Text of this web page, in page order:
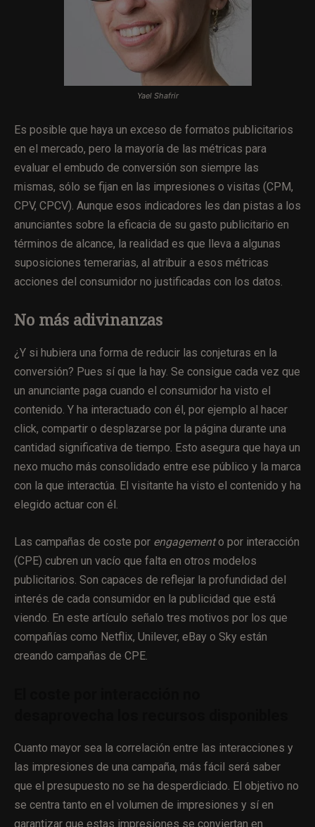
Yael Shafrir
Es posible que haya un exceso de formatos publicitarios
en el mercado, pero la mayoría de las métricas para
evaluar el embudo de conversión son siempre las
mismas, sólo se fijan en las impresiones o visitas (CPM,
CPV, CPCV). Aunque esos indicadores les dan pistas a los
anunciantes sobre la eficacia de su gasto publicitario en
términos de alcance, la realidad es que lleva a algunas
suposiciones temerarias, al atribuir a esos métricas
acciones del consumidor no justificadas con los datos.
No más adivinanzas
¿Y si hubiera una forma de reducir las conjeturas en la
conversión? Pues sí que la hay. Se consigue cada vez que
un anunciante paga cuando el consumidor ha visto el
contenido. Y ha interactuado con él, por ejemplo al hacer
click, compartir o desplazarse por la página durante una
cantidad significativa de tiempo. Esto asegura que haya un
nexo mucho más consolidado entre ese público y la marca
con la que interactúa. El visitante ha visto el contenido y ha
elegido actuar con él.
Las campañas de coste por engagemento por interacción
(CPE) cubren un vacío que falta en otros modelos
publicitarios. Son capaces de reflejar la profundidad del
interés de cada consumidor en la publicidad que está
viendo. En este artículo señalo tres motivos por los que
compañías como Netflix, Unilever, eBay o Sky están
creando campañas de CPE.
Cuanto mayor sea la correlación entre las interacciones y
las impresiones de una campaña, más fácil será saber
que el presupuesto no se ha desperdiciado. El objetivo no
se centra tanto en el volumen de impresiones y sí en
garantizar que estas impresiones se conviertan en